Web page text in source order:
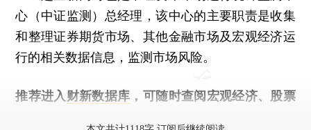
心（中证监测）总经理，该中心的主要职责是收集
和整理证券期货市场、其他金融市场及宏观经济运
行的相关数据信息，监测市场风险。
推荐进入 财新数据库 ，可随时查阅宏观经济、股票